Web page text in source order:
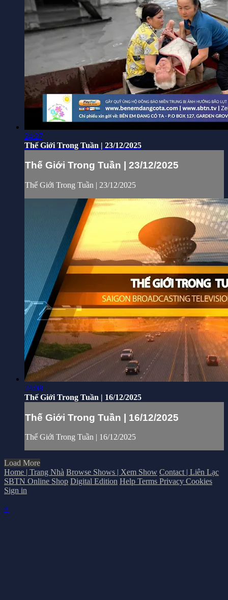
24:27
Thế Giới Trong Tuần | 23/12/2025
Thế Giới Trong Tuần | 23/12/2025
Thế Giới Trong Tuần | 23/12/2025
24:08
Thế Giới Trong Tuần | 16/12/2025
Thế Giới Trong Tuần | 16/12/2025
Thế Giới Trong Tuần | 16/12/2025
Load More
Home | Trang Nhà Browse Shows | Xem Show Contact | Liên Lạc
SBTN Online Shop Digital Edition Help Terms Privacy Cookies
Sign in
×